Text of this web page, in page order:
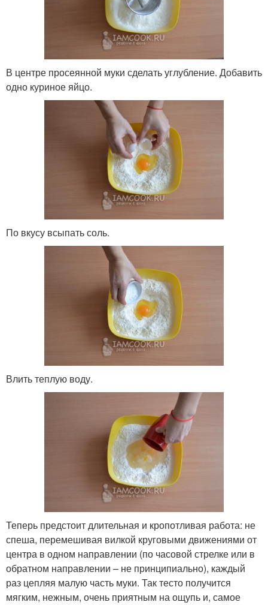
В центре просеянной муки сделать углубление. Добавить
одно куриное яйцо.
По вкусу всыпать соль.
Влить теплую воду.
Теперь предстоит длительная и кропотливая работа: не
спеша, перемешивая вилкой круговыми движениями от
центра в одном направлении (по часовой стрелке или в
обратном направлении – не принципиально), каждый
раз цепляя малую часть муки. Так тесто получится
мягким, нежным, очень приятным на ощупь и, самое